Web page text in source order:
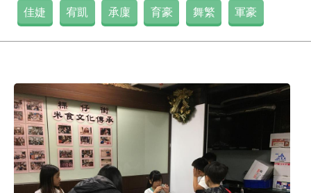
佳婕 宥凱 承廩 育豪 舞繁 軍豪